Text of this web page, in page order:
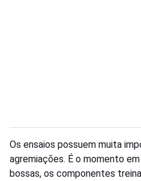
Os ensaios possuem muita
agremiações. É o momento
bossas, os componentes